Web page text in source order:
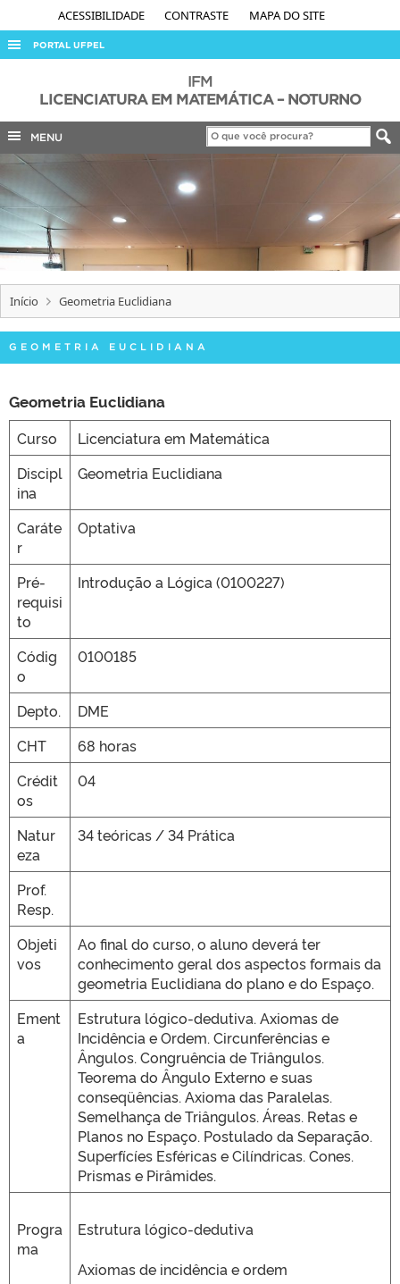
ACESSIBILIDADE CONTRASTE MAPA DO SITE
PORTAL UFPEL
AUDITORIA
COBALTO
CONCURSOS
EDITAIS
INTERNACIONAL
OUVIDORIA
PORTARIAS
TELEFONES
IFM
LICENCIATURA EM MATEMÁTICA – NOTURNO
MENU
CLMN2025
Início Geometria Euclidiana
GEOMETRIA EUCLIDIANA
Geometria Euclidiana
Curso
Licenciatura em Matemática
Discipl
ina
Geometria Euclidiana
Caráte
r
Optativa
Pré-
requisi
to
Introdução a Lógica (0100227)
Códig
o
0100185
Depto.
DME
CHT
68 horas
Crédit
os
04
Natur
eza
34 teóricas / 34 Prática
Prof.
Resp.
Objeti
vos
Ao final do curso, o aluno deverá ter
conhecimento geral dos aspectos formais da
geometria Euclidiana do plano e do Espaço.
Ement
a
Estrutura lógico-dedutiva. Axiomas de
Incidência e Ordem. Circunferências e
Ângulos. Congruência de Triângulos.
Teorema do Ângulo Externo e suas
conseqüências. Axioma das Paralelas.
Semelhança de Triângulos. Áreas. Retas e
Planos no Espaço. Postulado da Separação.
Superfícíes Esféricas e Cilíndricas. Cones.
Prismas e Pirâmides.
Progra
ma
Estrutura lógico-dedutiva
Axiomas de incidência e ordem